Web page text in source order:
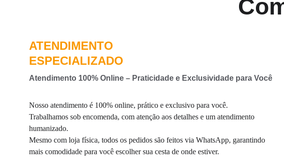
ATENDIMENTO
ESPECIALIZADO
Atendimento 100% Online – Praticidade e Exclusividade para Você
Nosso atendimento é 100% online, prático e exclusivo para você.
Trabalhamos sob encomenda, com atenção aos detalhes e um atendimento
humanizado.
Mesmo com loja física, todos os pedidos são feitos via WhatsApp, garantindo
mais comodidade para você escolher sua cesta de onde estiver.